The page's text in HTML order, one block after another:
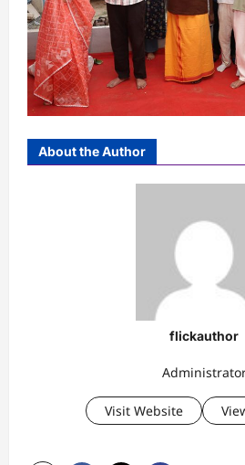
About the Author
flickauthor
Visit Website